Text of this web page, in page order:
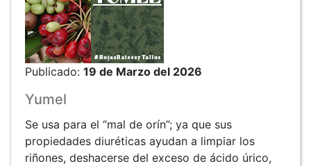
Publicado: 19 de Marzo del 2026
Yumel
Se usa para el “mal de orín”; ya que sus
propiedades diuréticas ayudan a limpiar los
riñones, deshacerse del exceso de ácido úrico,